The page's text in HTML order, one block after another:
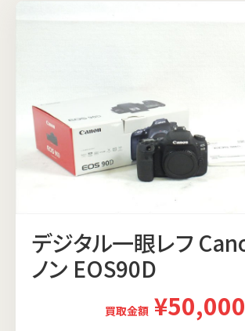
デジタル一眼レフ
ノン EOS90D
買取金額 ¥50,000